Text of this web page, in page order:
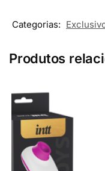
Categorias:
Produtos